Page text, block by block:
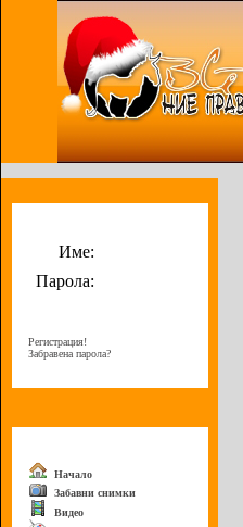
Име:
Парола:
Регистрация!
Забравена парола?
Начало
Забавни снимки
Видео